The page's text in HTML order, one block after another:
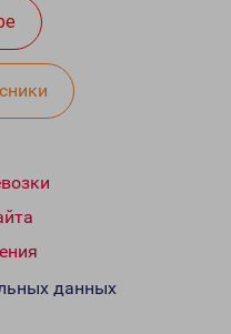
данных